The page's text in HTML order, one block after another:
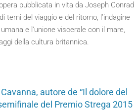
pubblicata in vita da Joseph Conrad
temi del viaggio e del ritorno, l’indagine
e l’unione viscerale con il mare,
della cultura britannica.
autore de “Il dolore del
del Premio Strega 2015